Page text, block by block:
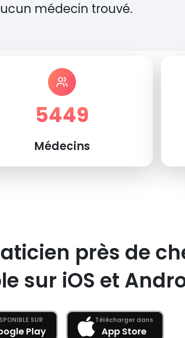
médecin trouvé.
5449
Médecins
près de
sur iOS et
SUR
Play
Télécharger dans
App Store